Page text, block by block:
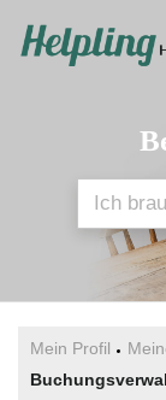
Mein Profil